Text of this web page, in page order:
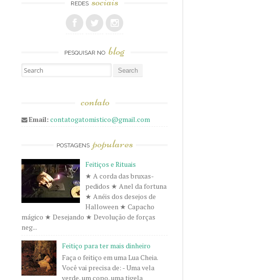
REDES
PESQUISAR NO blog
Pesquisar
contato
Email: contatogatomistico@gmail.com
POSTAGENS populares
Feitiços e Rituais
★ A corda das bruxas-
pedidos ★ Anel da fortuna
★ Anéis dos desejos de
Halloween ★ Capacho
mágico ★ Desejando ★ Devolução de forças
neg...
Feitiço para ter mais dinheiro
Faça o feitiço em uma Lua Cheia.
Você vai precisa de: - Uma vela
verde, um copo, uma tigela